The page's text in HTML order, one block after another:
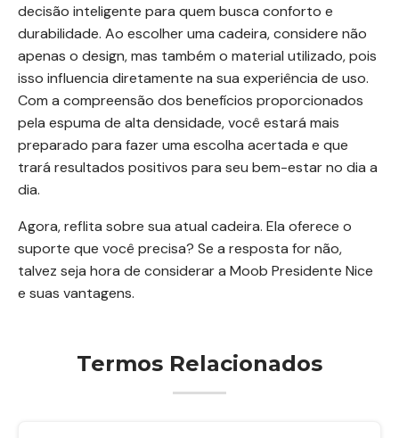
decisão inteligente para quem busca conforto e
durabilidade. Ao escolher uma cadeira, considere não
apenas o design, mas também o material utilizado, pois
isso influencia diretamente na sua experiência de uso.
Com a compreensão dos benefícios proporcionados
pela espuma de alta densidade, você estará mais
preparado para fazer uma escolha acertada e que
trará resultados positivos para seu bem-estar no dia a
dia.
Agora, reflita sobre sua atual cadeira. Ela oferece o
suporte que você precisa? Se a resposta for não,
talvez seja hora de considerar a Moob Presidente Nice
e suas vantagens.
Termos Relacionados